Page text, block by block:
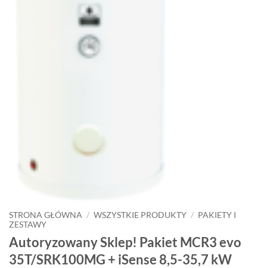
STRONA GŁÓWNA / WSZYSTKIE PRODUKTY / PAKIETY I
ZESTAWY
Autoryzowany Sklep! Pakiet MCR3 evo
35T/SRK100MG + iSense 8,5-35,7 kW